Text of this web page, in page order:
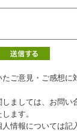
ご意見・ご感想に
ましては、お問い
ます。
情報については記